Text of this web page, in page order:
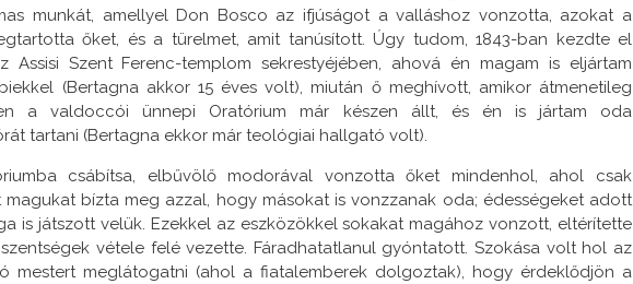
munkát, amellyel Don Bosco az ifjúságot a valláshoz vonzotta, azokat a
őket, és a türelmet, amit tanúsított. Úgy tudom, 1843-ban kezdte el
Assisi Szent Ferenc-templom sekrestyéjében, ahová én magam is eljártam
(Bertagna akkor 15 éves volt), miután ő meghívott, amikor átmenetileg
a valdoccói ünnepi Oratórium már készen állt, és én is jártam oda
tartani (Bertagna ekkor már teológiai hallgató volt).
csábítsa, elbűvölő modorával vonzotta őket mindenhol, ahol csak
bízta meg azzal, hogy másokat is vonzzanak oda; édességeket adott
is játszott velük. Ezekkel az eszközökkel sokakat magához vonzott, eltérítette
vétele felé vezette. Fáradhatatlanul gyóntatott. Szokása volt hol az
mestert meglátogatni (ahol a fiatalemberek dolgoztak), hogy érdeklődjön a